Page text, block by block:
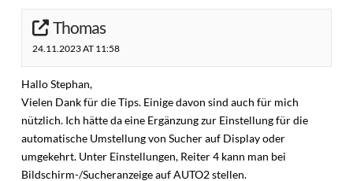
Thomas
24.11.2023 AT 11:58
Hallo Stephan,
Vielen Dank für die Tips. Einige davon sind auch für mich
nützlich. Ich hätte da eine Ergänzung zur Einstellung für die
automatische Umstellung von Sucher auf Display oder
umgekehrt. Unter Einstellungen, Reiter 4 kann man bei
Bildschirm-/Sucheranzeige auf AUTO2 stellen.